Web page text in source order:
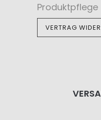
Produktpflege
VERTRAG